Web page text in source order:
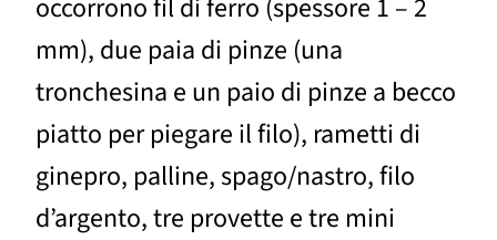
occorrono fil di ferro (spessore 1 – 2
mm), due paia di pinze (una
tronchesina e un paio di pinze a becco
piatto per piegare il filo), rametti di
ginepro, palline, spago/nastro, filo
d’argento, tre provette e tre mini